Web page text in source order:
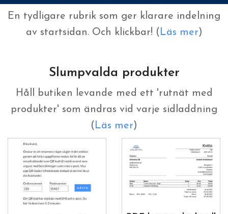
En tydligare rubrik som ger klarare indelning
av startsidan. Och klickbar! ( Läs mer)
Slumpvalda produkter
Håll butiken levande med ett 'rutnät med
produkter' som ändras vid varje sidladdning
( Läs mer)